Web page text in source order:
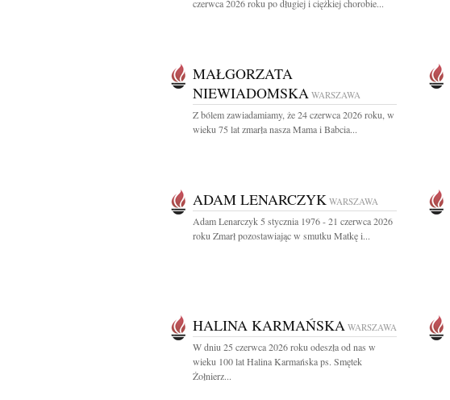
czerwca 2026 roku po długiej i ciężkiej chorobie...
MAŁGORZATA
NIEWIADOMSKA WARSZAWA
Z bólem zawiadamiamy, że 24 czerwca 2026 roku, w
wieku 75 lat zmarła nasza Mama i Babcia...
ADAM LENARCZYK WARSZAWA
Adam Lenarczyk 5 stycznia 1976 - 21 czerwca 2026
roku Zmarł pozostawiając w smutku Matkę i...
HALINA KARMAŃSKA WARSZAWA
W dniu 25 czerwca 2026 roku odeszła od nas w
wieku 100 lat Halina Karmańska ps. Smętek
Żołnierz...